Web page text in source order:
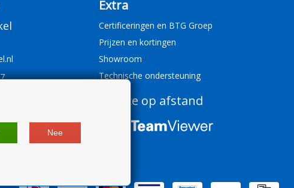
Extra
Certificeringen en BTG Groep
Prijzen en kortingen
Showroom
Technische ondersteuning
Service op afstand
Nee